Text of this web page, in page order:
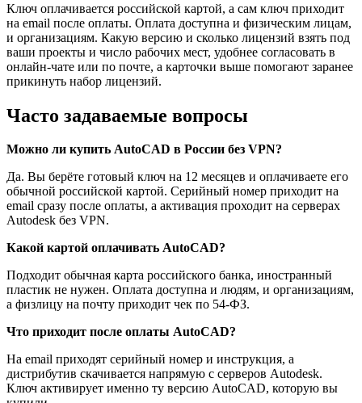
Ключ оплачивается российской картой, а сам ключ приходит
на email после оплаты. Оплата доступна и физическим лицам,
и организациям. Какую версию и сколько лицензий взять под
ваши проекты и число рабочих мест, удобнее согласовать в
онлайн-чате или по почте, а карточки выше помогают заранее
прикинуть набор лицензий.
Часто задаваемые вопросы
Можно ли купить AutoCAD в России без VPN?
Да. Вы берёте готовый ключ на 12 месяцев и оплачиваете его
обычной российской картой. Серийный номер приходит на
email сразу после оплаты, а активация проходит на серверах
Autodesk без VPN.
Какой картой оплачивать AutoCAD?
Подходит обычная карта российского банка, иностранный
пластик не нужен. Оплата доступна и людям, и организациям,
а физлицу на почту приходит чек по 54-ФЗ.
Что приходит после оплаты AutoCAD?
На email приходят серийный номер и инструкция, а
дистрибутив скачивается напрямую с серверов Autodesk.
Ключ активирует именно ту версию AutoCAD, которую вы